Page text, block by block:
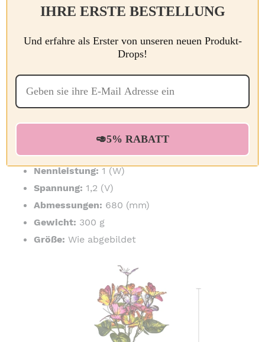
Typ: Solar-Schmetterlingslicht
Material:ABS
Kontinuierliche Beleuchtungszeit:6-12
Schutzklasse:IP65
Nennleistung: 1 (W)
Spannung: 1,2 (V)
Abmessungen: 680 (mm)
Gewicht: 300 g
Größe: Wie abgebildet
IHRE ERSTE BESTELLUNG
Und erfahre als Erster von unseren neuen Produkt-
Drops!
🥑5% RABATT